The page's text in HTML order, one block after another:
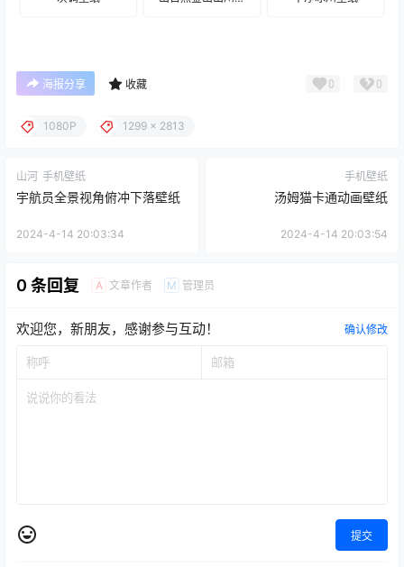
海报分享 收藏 0 0
1080P 1299 x 2813
山河 手机壁纸
宇航员全景视角俯冲下落壁纸
2024-4-14 20:03:34
手机壁纸
汤姆猫卡通动画壁纸
2024-4-14 20:03:54
0 条回复 A 文章作者 M 管理员
欢迎您，新朋友，感谢参与互动！ 确认修改
提交